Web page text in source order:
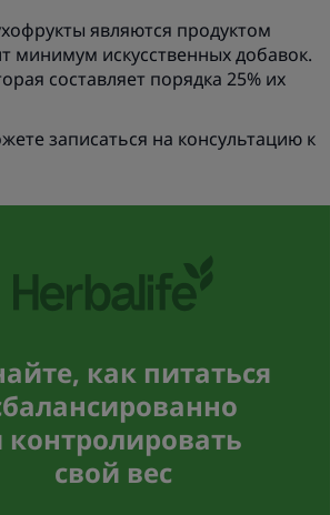
являются продуктом
минимум искусственных добавок.
составляет порядка 25% их
записаться на консультацию к
как питаться
контролировать
свой вес